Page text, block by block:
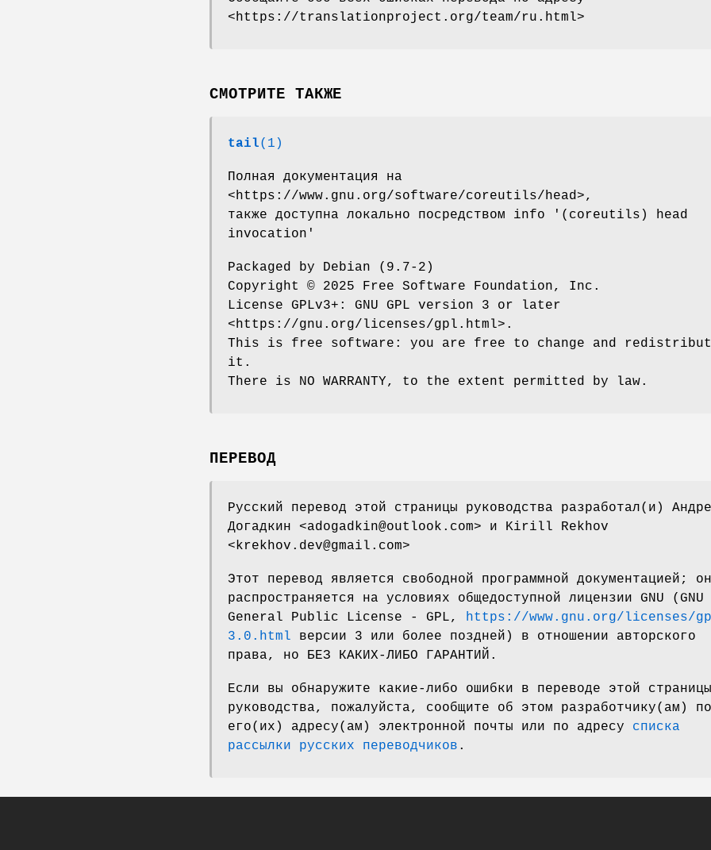
<https://translationproject.org/team/ru.html>
СМОТРИТЕ ТАКЖЕ
tail(1)
Полная документация на
<https://www.gnu.org/software/coreutils/head>,
также доступна локально посредством info '(coreutils) head
invocation'
Packaged by Debian (9.7-2)
Copyright © 2025 Free Software Foundation, Inc.
License GPLv3+: GNU GPL version 3 or later
<https://gnu.org/licenses/gpl.html>.
This is free software: you are free to change and
it.
There is NO WARRANTY, to the extent permitted by law.
ПЕРЕВОД
Русский перевод этой страницы руководства разработал(и)
Догадкин <adogadkin@outlook.com> и Kirill Rekhov
<krekhov.dev@gmail.com>
Этот перевод является свободной программной документацией; он
распространяется на условиях общедоступной лицензии GNU (GNU
General Public License - GPL, https://www.gnu.org/licenses/
3.0.html версии 3 или более поздней) в отношении авторского
права, но БЕЗ КАКИХ-ЛИБО ГАРАНТИЙ.
Если вы обнаружите какие-либо ошибки в переводе этой страницы
руководства, пожалуйста, сообщите об этом разработчику(ам) по
его(их) адресу(ам) электронной почты или по адресу списка
рассылки русских переводчиков .